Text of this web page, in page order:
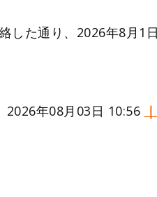
した通り、2026年8月1
2026年08月03日 10:56